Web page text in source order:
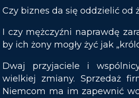
Czy biznes da się oddzielić od
I czy mężczyźni naprawdę
by ich żony mogły żyć jak
Dwaj przyjaciele i
wielkiej zmiany. Sprzedaż
Niemcom ma im zapewnić